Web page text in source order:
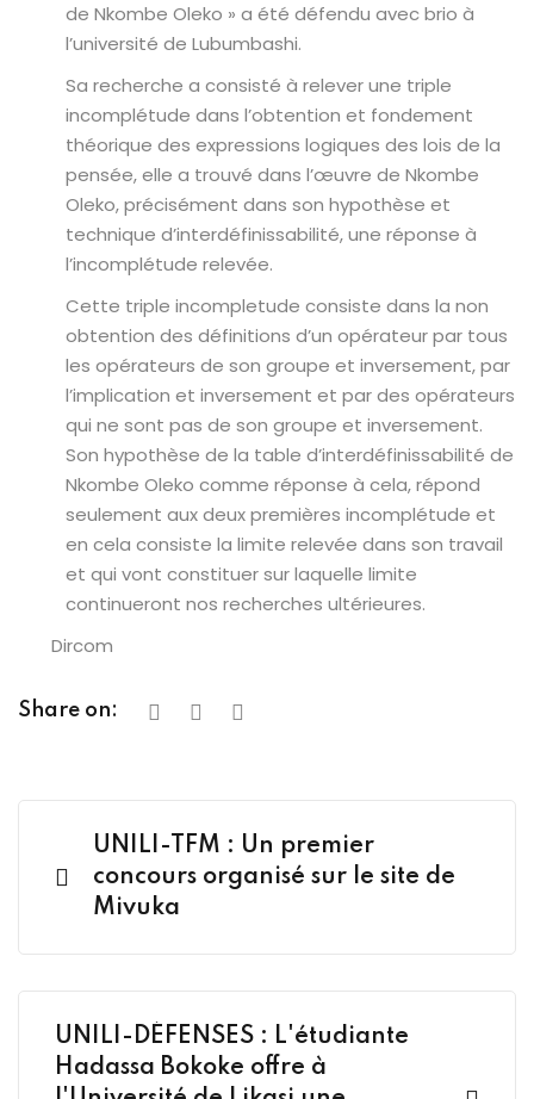
de Nkombe Oleko » a été défendu avec brio à
l’université de Lubumbashi.
Sa recherche a consisté à relever une triple
incomplétude dans l’obtention et fondement
théorique des expressions logiques des lois de la
pensée, elle a trouvé dans l’œuvre de Nkombe
Oleko, précisément dans son hypothèse et
technique d’interdéfinissabilité, une réponse à
l’incomplétude relevée.
Cette triple incompletude consiste dans la non
obtention des définitions d’un opérateur par tous
les opérateurs de son groupe et inversement, par
l’implication et inversement et par des opérateurs
qui ne sont pas de son groupe et inversement.
Son hypothèse de la table d’interdéfinissabilité de
Nkombe Oleko comme réponse à cela, répond
seulement aux deux premières incomplétude et
en cela consiste la limite relevée dans son travail
et qui vont constituer sur laquelle limite
continueront nos recherches ultérieures.
Dircom
Share on:
UNILI-TFM : Un premier
concours organisé sur le site de
Mivuka
UNILI-DÉFENSES : L'étudiante
Hadassa Bokoke offre à